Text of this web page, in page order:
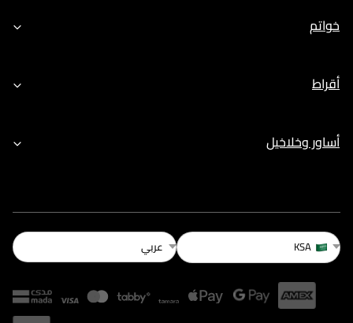
خواتم
أقراط
أساور وخلاخيل
KSA عربي